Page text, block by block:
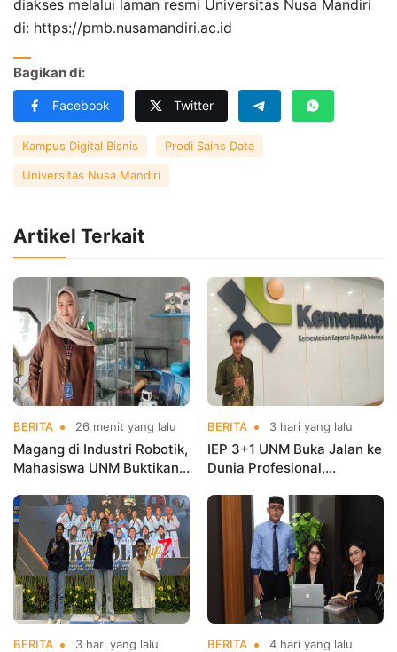
diakses melalui laman resmi Universitas Nusa Mandiri
di: https://pmb.nusamandiri.ac.id
Bagikan di:
Facebook Twitter
Kampus Digital Bisnis Prodi Sains Data
Universitas Nusa Mandiri
Artikel Terkait
BERITA 26 menit yang lalu
Magang di Industri Robotik,
Mahasiswa UNM Buktikan
dengan Dunia Kerja
BERITA 3 hari yang lalu
IEP 3+1 UNM Buka Jalan ke
Dunia Profesional,
Kementerian Koperasi
BERITA 3 hari yang lalu BERITA 4 hari yang lalu